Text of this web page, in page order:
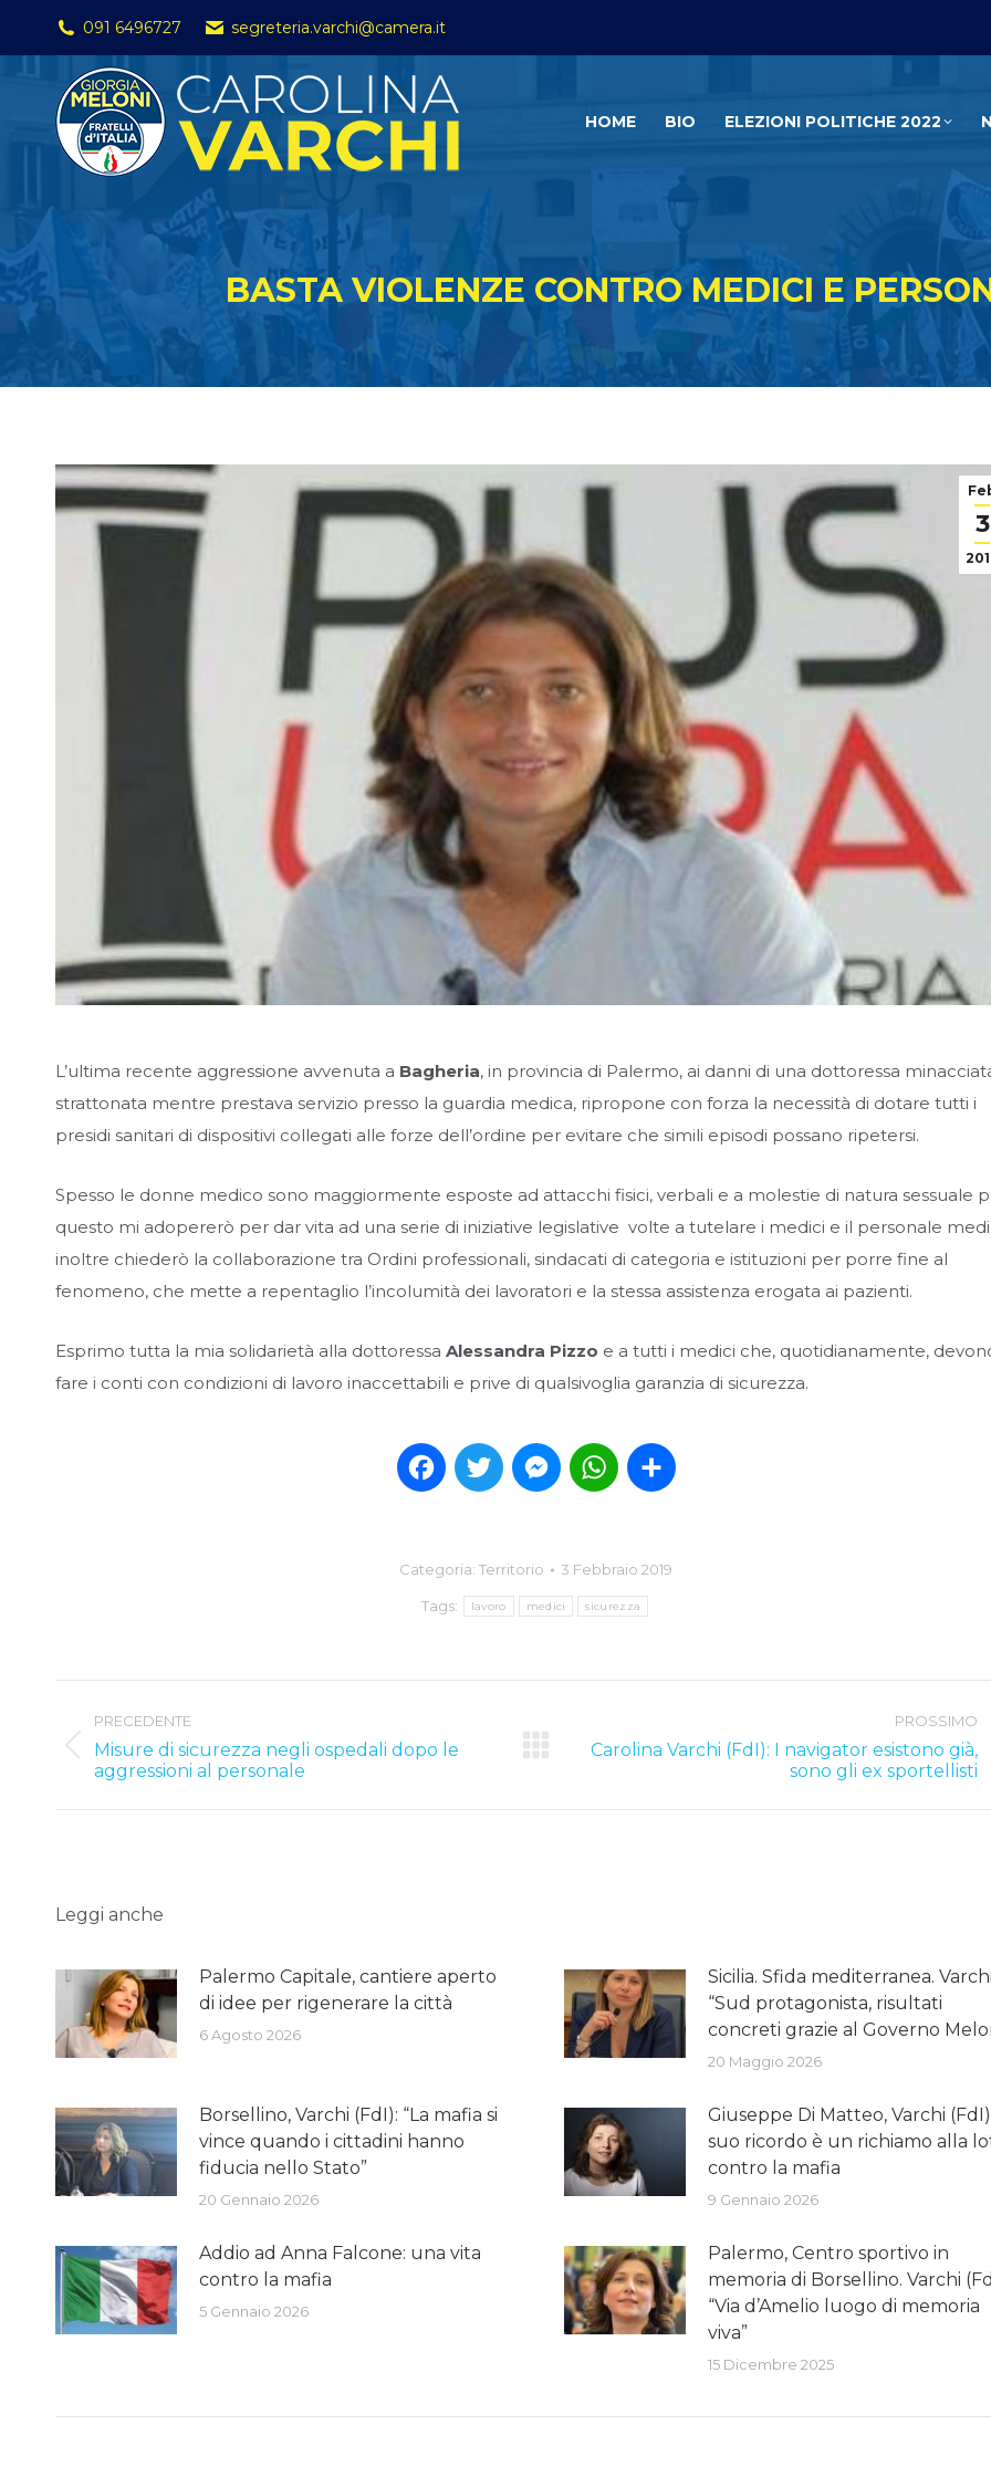
091 6496727 segreteria.varchi@camera.it
HOME BIO ELEZIONI POLITICHE 2022
BASTA VIOLENZE CONTRO MEDICI E
3
L’ultima recente aggressione avvenuta a Bagheria, in provincia di Palermo, ai danni di una dottoressa
strattonata mentre prestava servizio presso la guardia medica, ripropone con forza la necessità di dotare tutti i
presidi sanitari di dispositivi collegati alle forze dell’ordine per evitare che simili episodi possano ripetersi.
Spesso le donne medico sono maggiormente esposte ad attacchi fisici, verbali e a molestie di natura sessuale
questo mi adopererò per dar vita ad una serie di iniziative legislative volte a tutelare i medici e il personale
inoltre chiederò la collaborazione tra Ordini professionali, sindacati di categoria e istituzioni per porre fine al
fenomeno, che mette a repentaglio l’incolumità dei lavoratori e la stessa assistenza erogata ai pazienti.
Esprimo tutta la mia solidarietà alla dottoressa Alessandra Pizzo e a tutti i medici che, quotidianamente,
fare i conti con condizioni di lavoro inaccettabili e prive di qualsivoglia garanzia di sicurezza.
FacebookTwitterMessengerWhatsAppCondividi
Categoria: Territorio 3 Febbraio 2019
Tags: lavoro medici sicurezza
navigation
PRECEDENTE
Previous
post:
Misure di sicurezza negli ospedali dopo le
aggressioni al personale
PROSSIMO
Next
Carolina Varchi (FdI): I navigator esistono già,
sono gli ex sportellisti
Leggi anche
Palermo Capitale, cantiere aperto
di idee per rigenerare la città
6 Agosto 2026
Sicilia. Sfida mediterranea.
“Sud protagonista, risultati
concreti grazie al Governo
20 Maggio 2026
Borsellino, Varchi (FdI): “La mafia si
vince quando i cittadini hanno
fiducia nello Stato”
20 Gennaio 2026
Giuseppe Di Matteo, Varchi
suo ricordo è un richiamo alla
contro la mafia
9 Gennaio 2026
Addio ad Anna Falcone: una vita
contro la mafia
5 Gennaio 2026
Palermo, Centro sportivo in
memoria di Borsellino. Varchi
“Via d’Amelio luogo di memoria
viva”
15 Dicembre 2025